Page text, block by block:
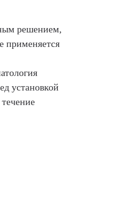
решением,
применяется
установкой